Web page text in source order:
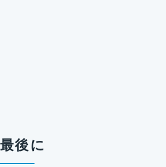
最後に